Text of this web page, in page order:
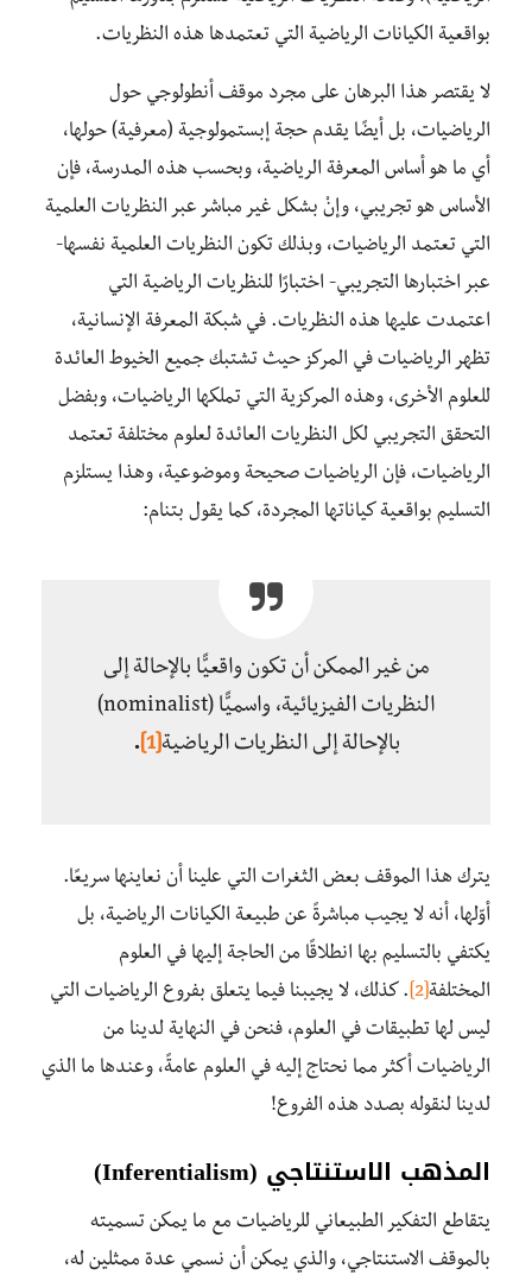
بواقعية الكيانات الرياضية التي تعتمدها هذه النظريات.
لا يقتصر هذا البرهان على مجرد موقف أنطولوجي حول
الرياضيات، بل أيضًا يقدم حجة إبستمولوجية (معرفية) حولها،
أي ما هو أساس المعرفة الرياضية، وبحسب هذه المدرسة، فإن
الأساس هو تجريبي، وإنْ بشكل غير مباشر عبر النظريات العلمية
التي تعتمد الرياضيات، وبذلك تكون النظريات العلمية نفسها-
عبر اختبارها التجريبي- اختبارًا للنظريات الرياضية التي
اعتمدت عليها هذه النظريات. في شبكة المعرفة الإنسانية،
تظهر الرياضيات في المركز حيث تشتبك جميع الخيوط العائدة
للعلوم الأخرى، وهذه المركزية التي تملكها الرياضيات، وبفضل
التحقق التجريبي لكل النظريات العائدة لعلوم مختلفة تعتمد
الرياضيات، فإن الرياضيات صحيحة وموضوعية، وهذا يستلزم
التسليم بواقعية كياناتها المجردة، كما يقول بتنام:
من غير الممكن أن تكون واقعيًّا بالإحالة إلى
النظريات الفيزيائية، واسميًّا (nominalist)
بالإحالة إلى النظريات الرياضية[1]
.
يترك هذا الموقف بعض الثغرات التي علينا أن نعاينها سريعًا.
أوّلها، أنه لا يجيب مباشرةً عن طبيعة الكيانات الرياضية، بل
يكتفي بالتسليم بها انطلاقًا من الحاجة إليها في العلوم
المختلفة[2]
. كذلك، لا يجيبنا فيما يتعلق بفروع الرياضيات التي
ليس لها تطبيقات في العلوم، فنحن في النهاية لدينا من
الرياضيات أكثر مما نحتاج إليه في العلوم عامةً، وعندها ما الذي
لدينا لنقوله بصدد هذه الفروع!
المذهب الاستنتاجي (Inferentialism
)
يتقاطع التفكير الطبيعاني للرياضيات مع ما يمكن تسميته
بالموقف الاستنتاجي، والذي يمكن أن نسمي عدة ممثلين له،